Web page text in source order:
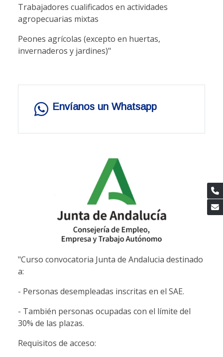
Trabajadores cualificados en actividades
agropecuarias mixtas
Peones agrícolas (excepto en huertas,
invernaderos y jardines)"
Envíanos un Whatsapp
"Curso convocatoria Junta de Andalucia destinado
a:
- Personas desempleadas inscritas en el SAE.
- También personas ocupadas con el límite del
30% de las plazas.
Requisitos de acceso: